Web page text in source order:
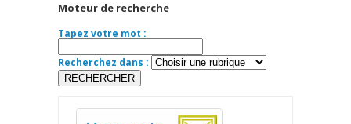
Moteur de recherche
Tapez votre mot :
Recherchez dans :